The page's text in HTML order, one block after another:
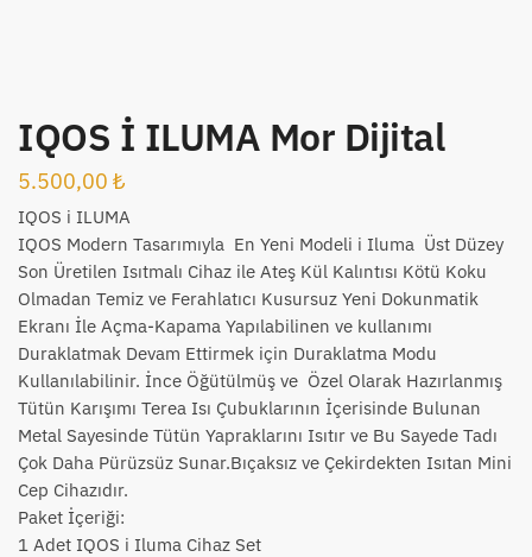
IQOS İ ILUMA Mor Dijital
5.500,00 ₺
IQOS i ILUMA
IQOS Modern Tasarımıyla En Yeni Modeli i Iluma Üst Düzey
Son Üretilen Isıtmalı Cihaz ile Ateş Kül Kalıntısı Kötü Koku
Olmadan Temiz ve Ferahlatıcı Kusursuz Yeni Dokunmatik
Ekranı İle Açma-Kapama Yapılabilinen ve kullanımı
Duraklatmak Devam Ettirmek için Duraklatma Modu
Kullanılabilinir. İnce Öğütülmüş ve Özel Olarak Hazırlanmış
Tütün Karışımı Terea Isı Çubuklarının İçerisinde Bulunan
Metal Sayesinde Tütün Yapraklarını Isıtır ve Bu Sayede Tadı
Çok Daha Pürüzsüz Sunar.Bıçaksız ve Çekirdekten Isıtan Mini
Cep Cihazıdır.
Paket İçeriği:
1 Adet IQOS i Iluma Cihaz Set